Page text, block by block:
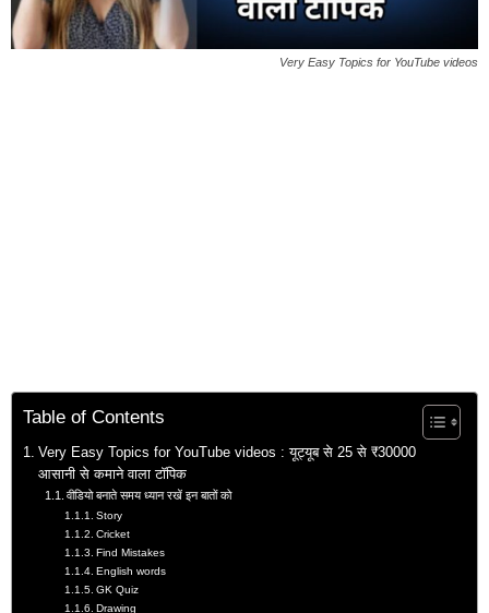
Very Easy Topics for YouTube videos
Table of Contents
Very Easy Topics for YouTube videos : यूट्यूब से 25 से ₹30000
आसानी से कमाने वाला टॉपिक
वीडियो बनाते समय ध्यान रखें इन बातों को
Story
Cricket
Find Mistakes
English words
GK Quiz
Drawing